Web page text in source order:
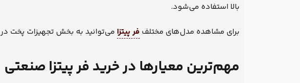
بالا استفاده می‌شود.
برای مشاهده مدل‌های مختلف فر پیتزا می‌توانید به بخش تجهیزات پخت در
مهم‌ترین معیارها در خرید فر پیتزا صنعتی